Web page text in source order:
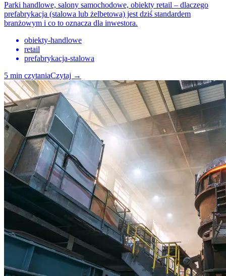
Parki handlowe, salony samochodowe, obiekty retail – dlaczego
prefabrykacja (stalowa lub żelbetowa) jest dziś standardem
branżowym i co to oznacza dla inwestora.
obiekty-handlowe
retail
prefabrykacja-stalowa
5 min czytaniaCzytaj →